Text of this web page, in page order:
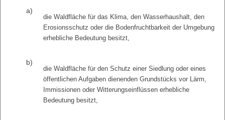
a)
die Waldfläche für das Klima, den Wasserhaushalt, den
Erosionsschutz oder die Bodenfruchtbarkeit der Umgebung
erhebliche Bedeutung besitzt,
b)
die Waldfläche für den Schutz einer Siedlung oder eines
öffentlichen Aufgaben dienenden Grundstücks vor Lärm,
Immissionen oder Witterungseinflüssen erhebliche
Bedeutung besitzt,